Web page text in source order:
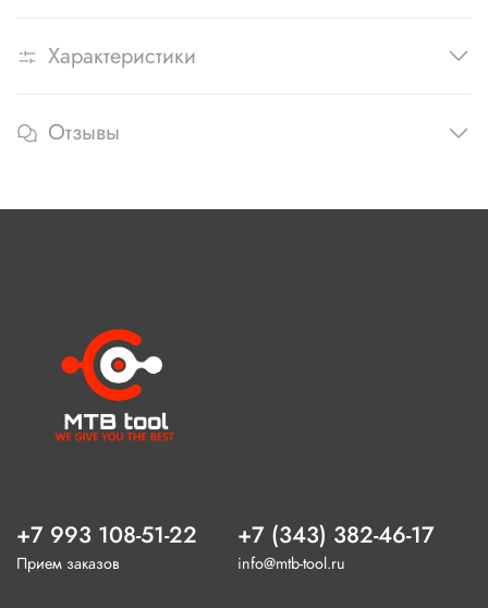
Характеристики
Отзывы
+7 993 108-51-22
Прием заказов
+7 (343) 382-46-17
info@mtb-tool.ru